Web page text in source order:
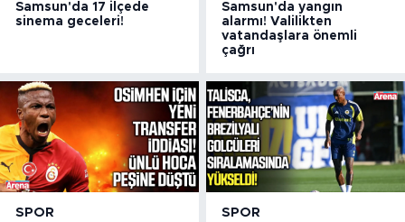
Samsun'da 17 ilçede
sinema geceleri!
Samsun'da yangın
alarmı! Valilikten
vatandaşlara önemli
çağrı
SPOR SPOR